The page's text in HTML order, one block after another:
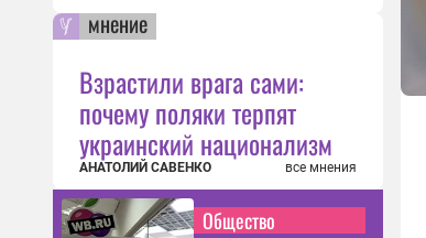
мнение
Взрастили врага сами:
почему поляки терпят
украинский национализм
АНАТОЛИЙ САВЕНКО все мнения
Общество